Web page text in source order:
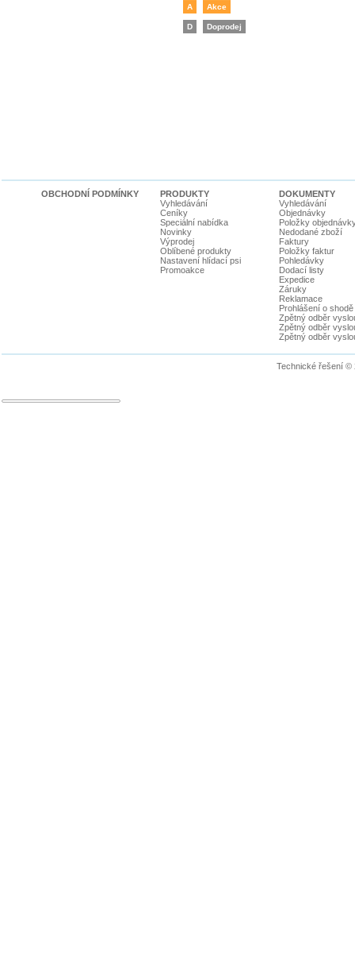
A Akce
D Doprodej
OBCHODNÍ PODMÍNKY
PRODUKTY
Vyhledávání
Ceníky
Speciální nabídka
Novinky
Výprodej
Oblíbené produkty
Nastavení hlídací psi
Promoakce
DOKUMENTY
Vyhledávání
Objednávky
Položky
Nedodané zboží
Faktury
Položky faktur
Pohledávky
Dodací listy
Expedice
Záruky
Reklamace
Prohlášení o shodě
Zpětný odběr
Zpětný odběr
Zpětný odběr
Technické řešení ©